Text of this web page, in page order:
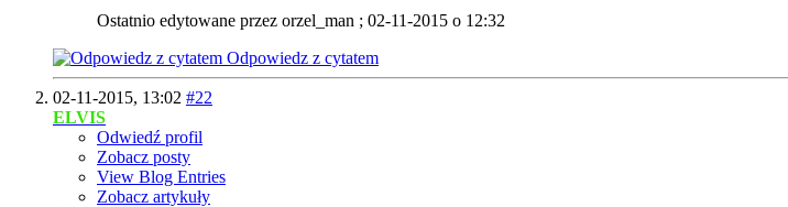
Ostatnio edytowane przez orzel_man ; 02-11-2015 o 12:32
Odpowiedz z cytatem
02-11-2015, 13:02 #22
ELVIS
Odwiedź profil
Zobacz posty
View Blog Entries
Zobacz artykuły